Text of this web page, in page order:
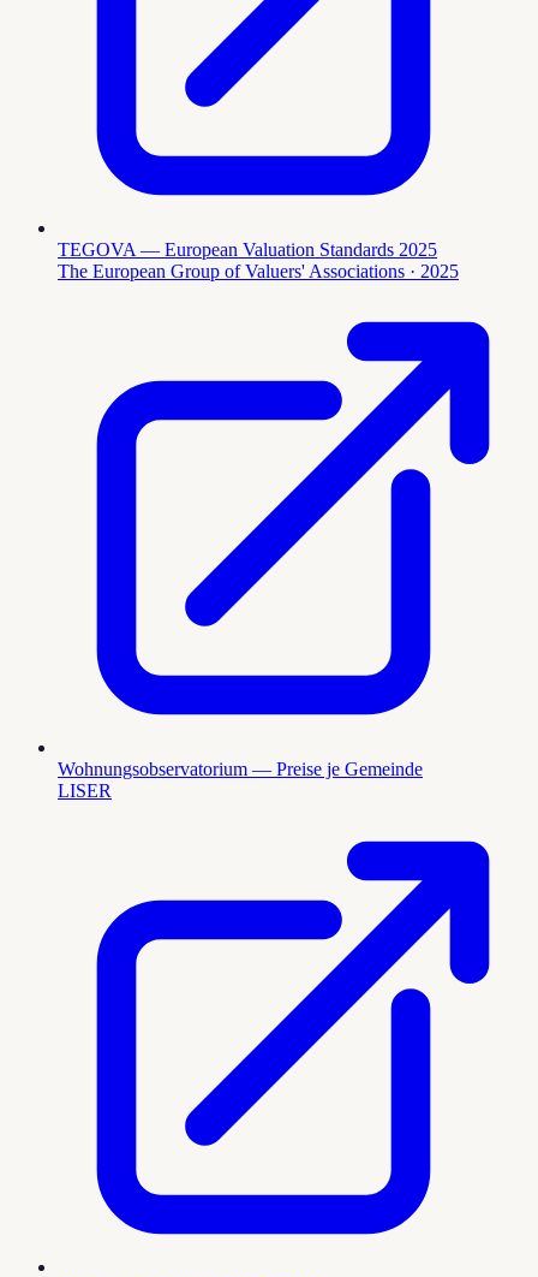
TEGOVA — European Valuation Standards 2025
The European Group of Valuers' Associations · 2025
Wohnungsobservatorium — Preise je Gemeinde
LISER